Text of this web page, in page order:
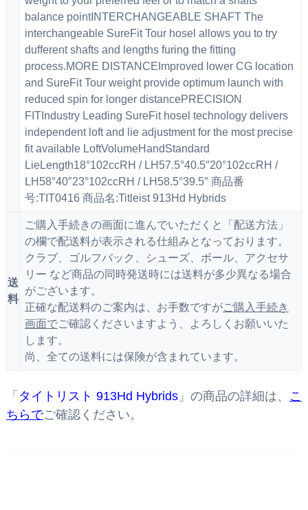
balance pointINTERCHANGEABLE SHAFT The
interchangeable SureFit Tour hosel allows you to try
dufferent shafts and lengths furing the fitting
process.MORE DISTANCEImproved lower CG location
and SureFit Tour weight provide optimum launch with
reduced spin for longer distancePRECISION
FITIndustry Leading SureFit hosel technology delivers
independent loft and lie adjustment for the most precise
fit available LoftVolumeHandStandard
LieLength18°102ccRH / LH57.5°40.5″20°102ccRH /
LH58°40″23°102ccRH / LH58.5°39.5″ 商品番
号:TIT0416 商品名:Titleist 913Hd Hybrids
送
料
ご購入手続きの画面に進んでいただくと「配送方法」
の欄で配送料が表示される仕組みとなっております。
クラブ、ゴルフバック、シューズ、ボール、アクセサ
リー など商品の同時発送時には送料が多少異なる場合
がございます。
正確な配送料のご案内は、お手数ですがご購入手続き
画面でご確認くださいますよう、よろしくお願いいた
します。
尚、全ての送料には保険が含まれています。
「 タイトリスト 913Hd Hybrids」の商品の詳細は、
こ
ちらでご確認ください。